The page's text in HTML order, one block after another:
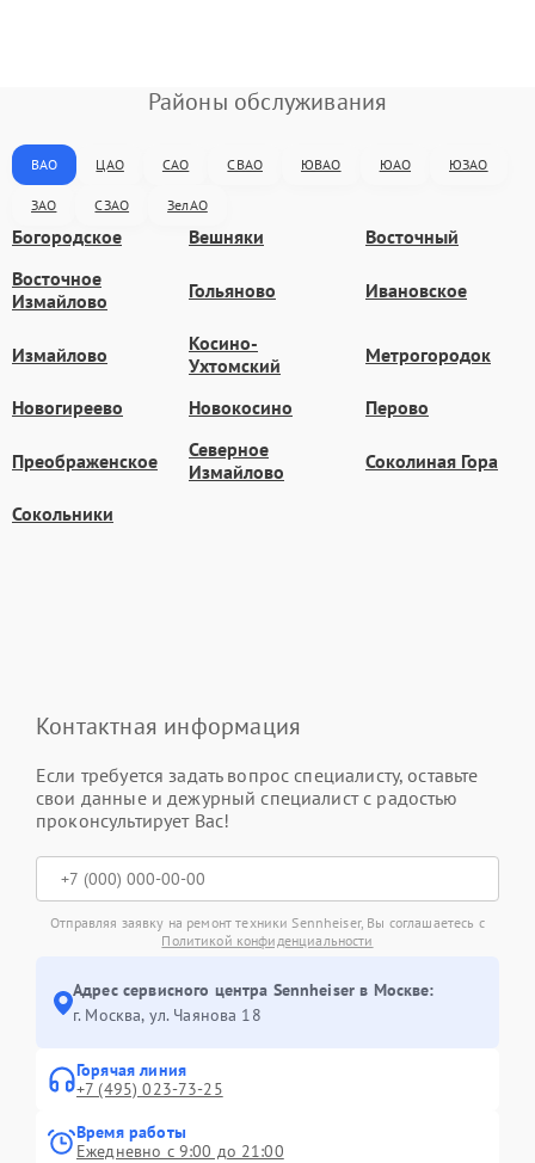
Районы обслуживания
ВАО ЦАО САО СВАО ЮВАО ЮАО ЮЗАО
ЗАО СЗАО ЗелАО
Богородское Вешняки
Восточный
Восточное
Измайлово
Гольяново Ивановское
Измайлово
Косино-
Ухтомский
Метрогородок
Новогиреево Новокосино Перово
Преображенское
Северное
Измайлово
Соколиная Гора
Сокольники
Контактная информация
Если требуется задать вопрос специалисту, оставьте
свои данные и дежурный специалист с радостью
проконсультирует Вас!
Отправляя заявку на ремонт техники Sennheiser, Вы соглашаетесь с
Политикой конфиденциальности
Адрес сервисного центра Sennheiser в Москве:
г. Москва, ул. Чаянова 18
Горячая линия
+7 (495) 023-73-25
Время работы
Ежедневно с 9:00 до 21:00